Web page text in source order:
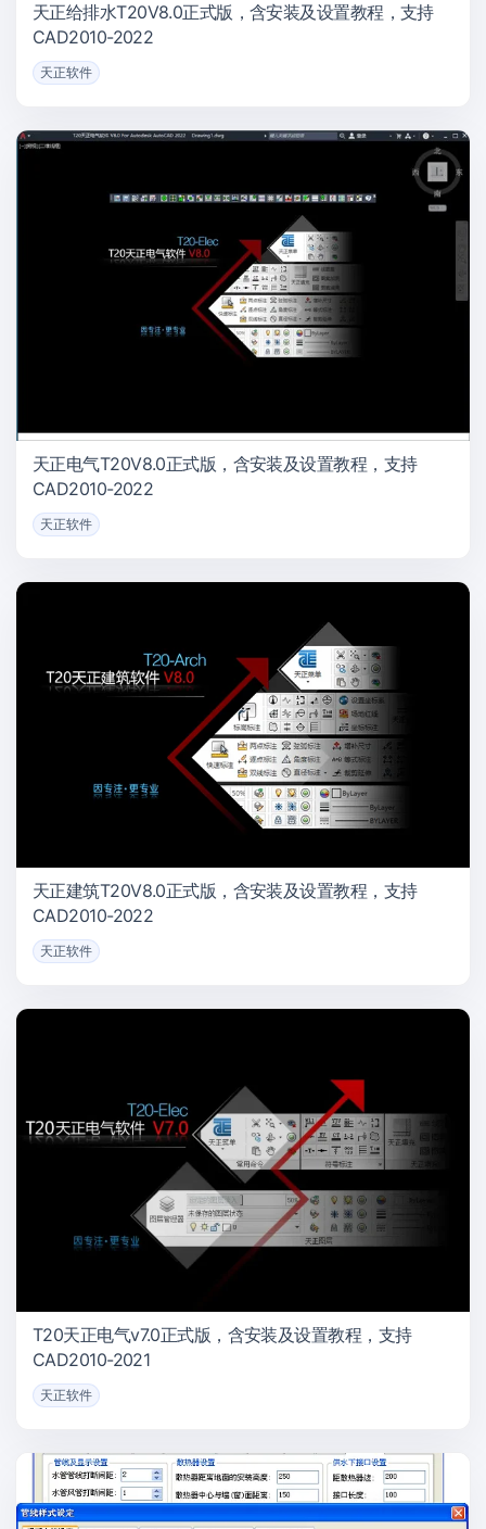
天正给排水T20V8.0正式版，含安装及设置教程，支持
CAD2010-2022
天正软件
天正电气T20V8.0正式版，含安装及设置教程，支持
CAD2010-2022
天正软件
天正建筑T20V8.0正式版，含安装及设置教程，支持
CAD2010-2022
天正软件
T20天正电气v7.0正式版，含安装及设置教程，支持
CAD2010-2021
天正软件